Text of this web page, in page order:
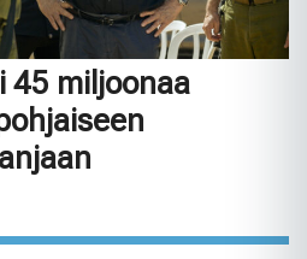
45 miljoonaa